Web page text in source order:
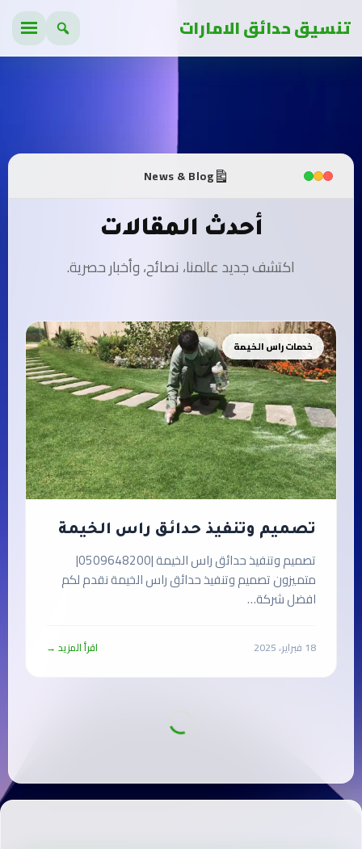
تنسيق حدائق الامارات
News & Blog
أحدث المقالات
اكتشف جديد عالمنا، نصائح، وأخبار حصرية.
خدمات راس الخيمة
تصميم وتنفيذ حدائق راس الخيمة
تصميم وتنفيذ حدائق راس الخيمة |0509648200|
متميزون تصميم وتنفيذ حدائق راس الخيمة نقدم لكم
افضل شركة…
18 فبراير، 2025 اقرأ المزيد →